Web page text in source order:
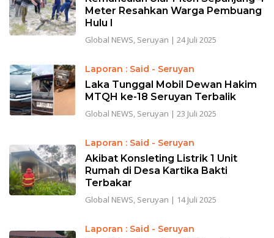
Meter Resahkan Warga Pembuang
Hulu I
Global NEWS, Seruyan | 24 Juli 2025
Laporan : Said - Seruyan
Laka Tunggal Mobil Dewan Hakim
MTQH ke-18 Seruyan Terbalik
Global NEWS, Seruyan | 23 Juli 2025
Laporan : Said - Seruyan
Akibat Konsleting Listrik 1 Unit
Rumah di Desa Kartika Bakti
Terbakar
Global NEWS, Seruyan | 14 Juli 2025
Laporan : Said - Seruyan